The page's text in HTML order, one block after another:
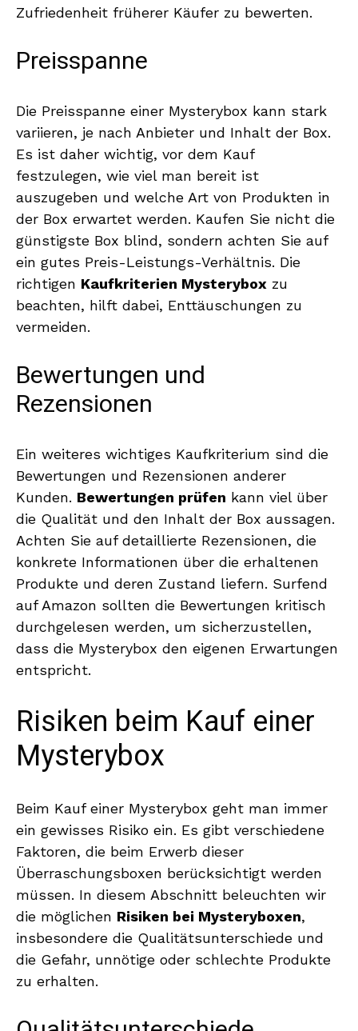
Zufriedenheit früherer Käufer zu bewerten.
Preisspanne
Die Preisspanne einer Mysterybox kann stark
variieren, je nach Anbieter und Inhalt der Box.
Es ist daher wichtig, vor dem Kauf
festzulegen, wie viel man bereit ist
auszugeben und welche Art von Produkten in
der Box erwartet werden. Kaufen Sie nicht die
günstigste Box blind, sondern achten Sie auf
ein gutes Preis-Leistungs-Verhältnis. Die
richtigen Kaufkriterien Mysterybox zu
beachten, hilft dabei, Enttäuschungen zu
vermeiden.
Bewertungen und
Rezensionen
Ein weiteres wichtiges Kaufkriterium sind die
Bewertungen und Rezensionen anderer
Kunden. Bewertungen prüfen kann viel über
die Qualität und den Inhalt der Box aussagen.
Achten Sie auf detaillierte Rezensionen, die
konkrete Informationen über die erhaltenen
Produkte und deren Zustand liefern. Surfend
auf Amazon sollten die Bewertungen kritisch
durchgelesen werden, um sicherzustellen,
dass die Mysterybox den eigenen Erwartungen
entspricht.
Risiken beim Kauf einer
Mysterybox
Beim Kauf einer Mysterybox geht man immer
ein gewisses Risiko ein. Es gibt verschiedene
Faktoren, die beim Erwerb dieser
Überraschungsboxen berücksichtigt werden
müssen. In diesem Abschnitt beleuchten wir
die möglichen Risiken bei Mysteryboxen,
insbesondere die Qualitätsunterschiede und
die Gefahr, unnötige oder schlechte Produkte
zu erhalten.